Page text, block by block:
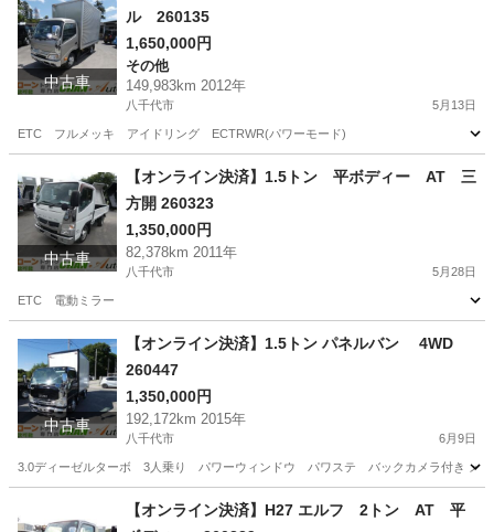
中古車
ル 260135
1,650,000円
その他
149,983km 2012年
八千代市 5月13日
ETC フルメッキ アイドリング ECTRWR(パワーモード)
その他 ディーゼル
中古車
【オンライン決済】1.5トン 平ボディー AT 三
方開 260323
1,350,000円
82,378km 2011年
八千代市 5月28日
ETC 電動ミラー
その他 ミラー
中古車
【オンライン決済】1.5トン パネルバン 4WD
260447
1,350,000円
192,172km 2015年
八千代市 6月9日
3.0ディーゼルターボ 3人乗り パワーウィンドウ パワステ バックカメラ付き メ
その他 パネルバン
【オンライン決済】H27 エルフ 2トン AT 平